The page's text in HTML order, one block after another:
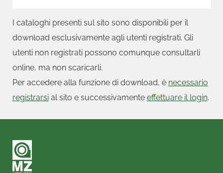
I cataloghi presenti sul sito sono disponibili per il
download esclusivamente agli utenti registrati. Gli
utenti non registrati possono comunque consultarli
online, ma non scaricarli.
Per accedere alla funzione di download, è necessario
registrarsial sito e successivamente effettuare il login.